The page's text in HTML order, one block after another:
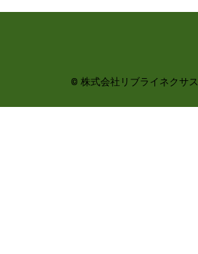
© 株式会社リブライネクサス